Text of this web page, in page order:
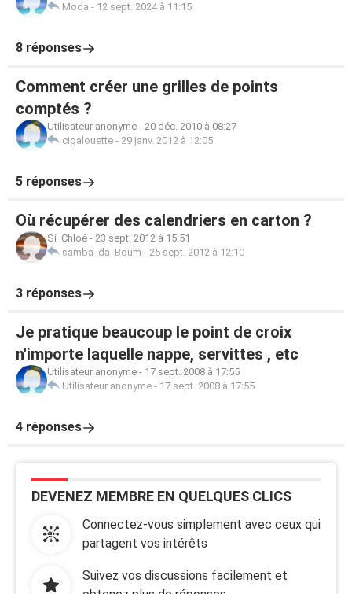
Moda - 12 sept. 2024 à 11:15
8 réponses
Comment créer une grilles de points
comptés ?
Utilisateur anonyme - 20 déc. 2010 à 08:27
cigalouette - 29 janv. 2012 à 12:05
5 réponses
Où récupérer des calendriers en carton ?
Si_Chloé - 23 sept. 2012 à 15:51
samba_da_Boum - 25 sept. 2012 à 12:10
3 réponses
Je pratique beaucoup le point de croix
n'importe laquelle nappe, servittes , etc
Utilisateur anonyme - 17 sept. 2008 à 17:55
Utilisateur anonyme - 17 sept. 2008 à 17:55
4 réponses
DEVENEZ MEMBRE EN QUELQUES CLICS
Connectez-vous simplement avec ceux qui
partagent vos intérêts
Suivez vos discussions facilement et